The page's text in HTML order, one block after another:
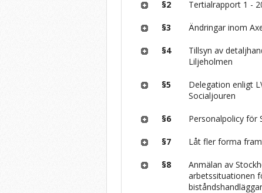
§2 Tertialrapport 1 -­
§3 Ändringar inom
§4
Tillsyn av
Liljeholmen
§5
Delegation enligt
Socialjouren
§6 Personalpolicy för
§7 Låt fler forma
§8
Anmälan av
arbetssituationen